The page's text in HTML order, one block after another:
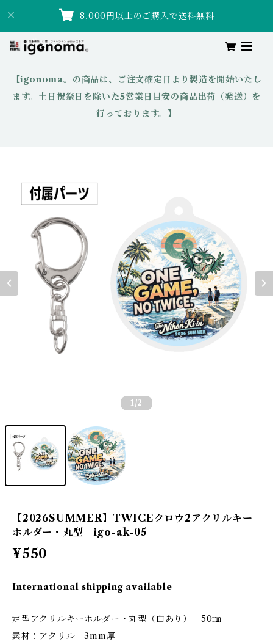
8,000円以上のご購入で送料無料
【igonoma。の商品は、ご注文確定日より製造を開始いたし
ます。土日祝祭日を除いた5営業日目安の商品出荷（発送）を
行っております。】
1 /2
【2026SUMMER】TWICEクロウ2アクリルキー
ホルダー・丸型 igo-ak-05
¥550
International shipping available
定型アクリルキーホルダー・丸型（白あり） 50㎜
素材：アクリル 3mm厚